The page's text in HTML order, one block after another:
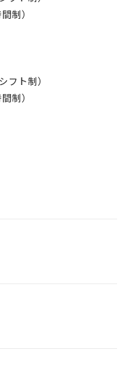
制）
ト制）
制）